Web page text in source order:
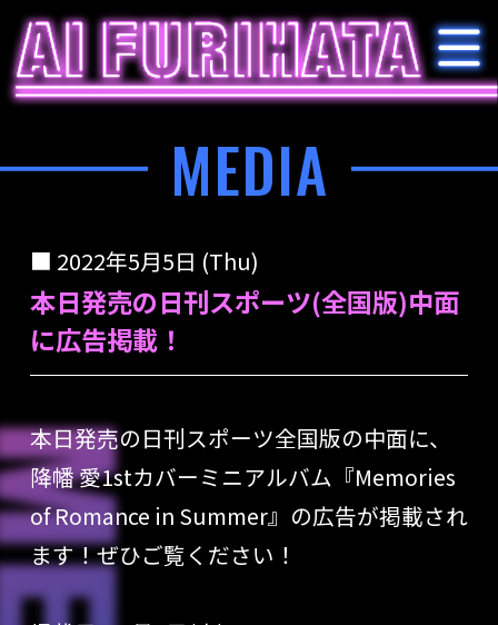
MEDIA
2022年5月5日 (Thu)
本日発売の日刊スポーツ(全国版)中面
に広告掲載！
本日発売の日刊スポーツ全国版の中面に、
降幡 愛1stカバーミニアルバム『Memories
of Romance in Summer』の広告が掲載され
ます！ぜひご覧ください！